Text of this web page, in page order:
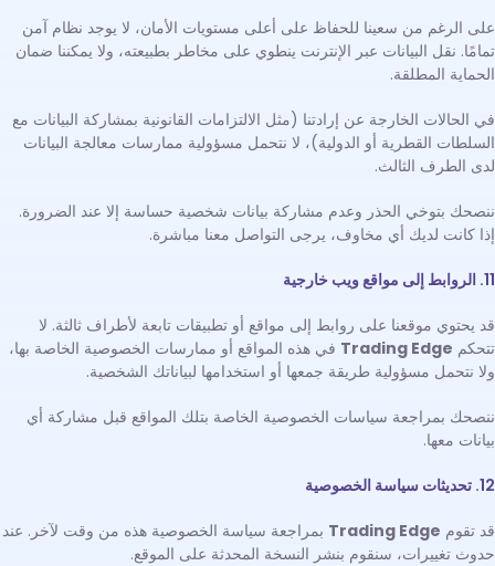
على الرغم من سعينا للحفاظ على أعلى مستويات الأمان، لا يوجد نظام آمن
تمامًا. نقل البيانات عبر الإنترنت ينطوي على مخاطر بطبيعته، ولا يمكننا ضمان
الحماية المطلقة.
في الحالات الخارجة عن إرادتنا (مثل الالتزامات القانونية بمشاركة البيانات مع
السلطات القطرية أو الدولية)، لا نتحمل مسؤولية ممارسات معالجة البيانات
لدى الطرف الثالث.
ننصحك بتوخي الحذر وعدم مشاركة بيانات شخصية حساسة إلا عند الضرورة.
إذا كانت لديك أي مخاوف، يرجى التواصل معنا مباشرة.
11. الروابط إلى مواقع ويب خارجية
قد يحتوي موقعنا على روابط إلى مواقع أو تطبيقات تابعة لأطراف ثالثة. لا
تتحكم Trading Edge في هذه المواقع أو ممارسات الخصوصية الخاصة بها،
ولا نتحمل مسؤولية طريقة جمعها أو استخدامها لبياناتك الشخصية.
ننصحك بمراجعة سياسات الخصوصية الخاصة بتلك المواقع قبل مشاركة أي
بيانات معها.
12. تحديثات سياسة الخصوصية
قد تقوم Trading Edge بمراجعة سياسة الخصوصية هذه من وقت لآخر. عند
حدوث تغييرات، سنقوم بنشر النسخة المحدثة على الموقع.